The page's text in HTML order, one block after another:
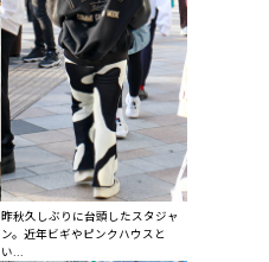
昨秋久しぶりに台頭したスタジャ
ン。近年ビギやピンクハウスと
い...